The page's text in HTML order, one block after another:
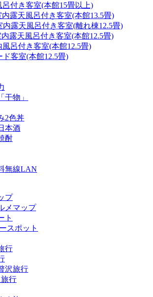
付き客室(本館15畳以上)
露天風呂付き客室(本館13.5畳)
露天風呂付き客室(離れ棟12.5畳)
露天風呂付き客室(本館12.5畳)
呂付き客室(本館12.5畳)
客室(本館12.5畳)
干物」
2色丼
本酒
酎
無線LAN
プ
メマップ
ト
スポット
行
沢旅行
行